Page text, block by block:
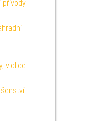
přívody
vidlice